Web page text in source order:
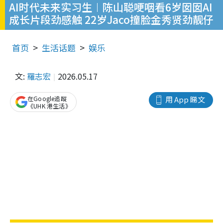
AI时代未来实习生︱陈山聪哽咽看6岁囡囡AI
成长片段劲感触 22岁Jaco撞脸金秀贤劲靓仔
首页 生活话题 娱乐
文: 羅志宏 2026.05.17
用 App 睇文
在Google追蹤
《UHK 港生活》